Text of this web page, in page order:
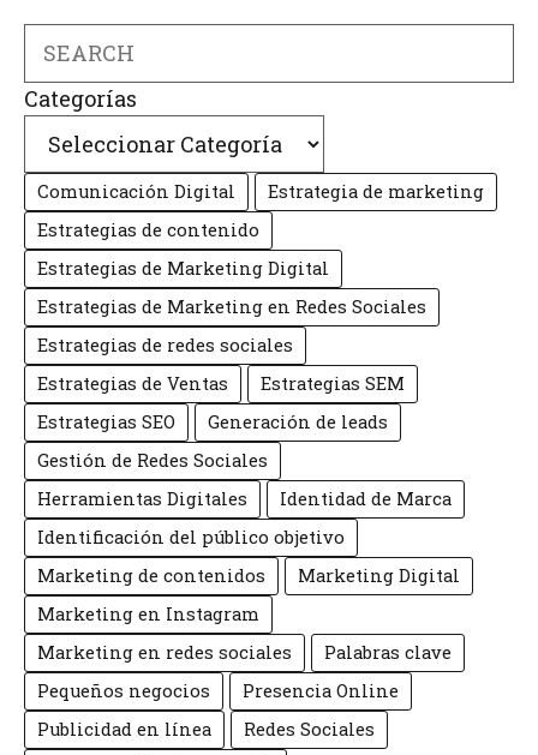
Search
Categorías
Comunicación Digital
Estrategia de marketing
Estrategias de contenido
Estrategias de Marketing Digital
Estrategias de Marketing en Redes Sociales
Estrategias de redes sociales
Estrategias de Ventas
Estrategias SEM
Estrategias SEO
Generación de leads
Gestión de Redes Sociales
Herramientas Digitales
Identidad de Marca
Identificación del público objetivo
Marketing de contenidos
Marketing Digital
Marketing en Instagram
Marketing en redes sociales
Palabras clave
Pequeños negocios
Presencia Online
Publicidad en línea
Redes Sociales